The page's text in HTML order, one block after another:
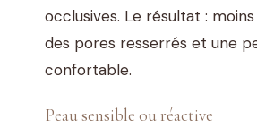
occlusives. Le résultat :
des pores resserrés et une
confortable.
Peau sensible ou réactive